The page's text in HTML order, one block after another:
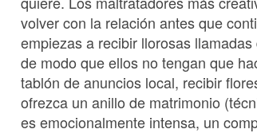
volver con la relación antes que
empiezas a recibir llorosas
de modo que ellos no tengan que
tablón de anuncios local, recibir
ofrezca un anillo de matrimonio
es emocionalmente intensa, un